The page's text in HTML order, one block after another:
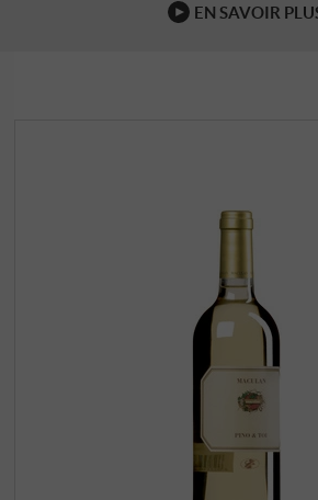
EN SAVOIR